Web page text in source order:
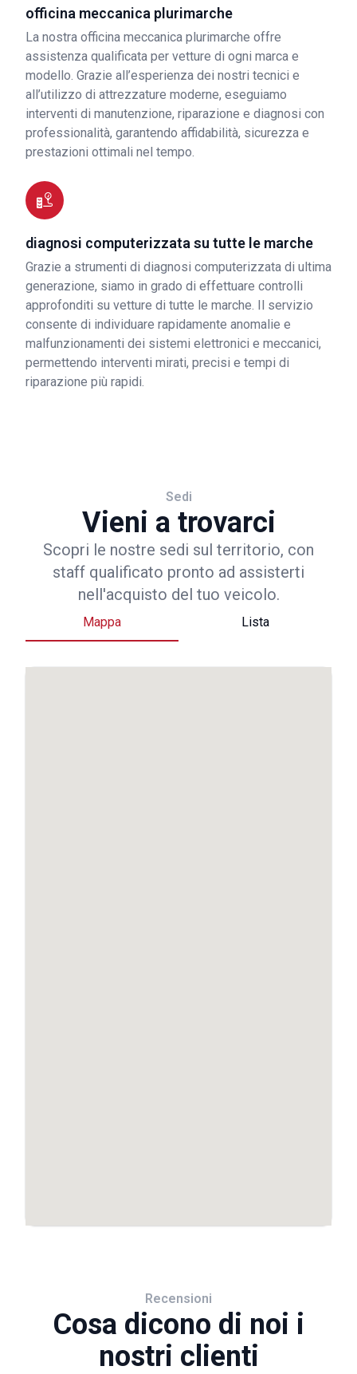
officina meccanica plurimarche
La nostra officina meccanica plurimarche offre
assistenza qualificata per vetture di ogni marca e
modello. Grazie all’esperienza dei nostri tecnici e
all’utilizzo di attrezzature moderne, eseguiamo
interventi di manutenzione, riparazione e diagnosi con
professionalità, garantendo affidabilità, sicurezza e
prestazioni ottimali nel tempo.
diagnosi computerizzata su tutte le marche
Grazie a strumenti di diagnosi computerizzata di ultima
generazione, siamo in grado di effettuare controlli
approfonditi su vetture di tutte le marche. Il servizio
consente di individuare rapidamente anomalie e
malfunzionamenti dei sistemi elettronici e meccanici,
permettendo interventi mirati, precisi e tempi di
riparazione più rapidi.
Sedi
Vieni a trovarci
Scopri le nostre sedi sul territorio, con
staff qualificato pronto ad assisterti
nell'acquisto del tuo veicolo.
Mappa Lista
Recensioni
Cosa dicono di noi i
nostri clienti